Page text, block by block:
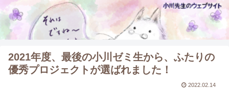
2021年度、最後の小川ゼミ生から、ふたりの
優秀プロジェクトが選ばれました！
2022.02.14